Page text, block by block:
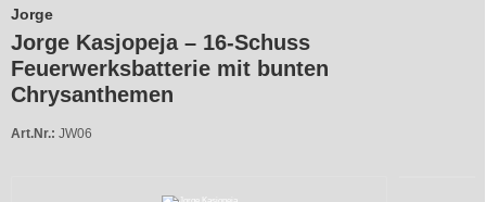
Jorge
Jorge Kasjopeja – 16-Schuss
Feuerwerksbatterie mit bunten
Chrysanthemen
Art.Nr.: JW06